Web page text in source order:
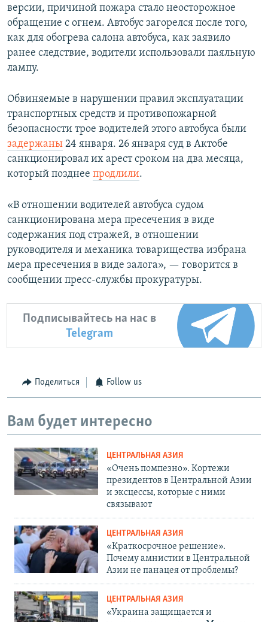
версии, причиной пожара стало неосторожное
обращение с огнем. Автобус загорелся после того,
как для обогрева салона автобуса, как заявило
ранее следствие, водители использовали паяльную
лампу.
Обвиняемые в нарушении правил эксплуатации
транспортных средств и противопожарной
безопасности трое водителей этого автобуса были
задержаны 24 января. 26 января суд в Актобе
санкционировал их арест сроком на два месяца,
который позднее продлили.
«В отношении водителей автобуса судом
санкционирована мера пресечения в виде
содержания под стражей, в отношении
руководителя и механика товарищества избрана
мера пресечения в виде залога», — говорится в
сообщении пресс-службы прокуратуры.
Подписывайтесь на нас в
Telegram
Поделиться Follow us
Вам будет интересно
ЦЕНТРАЛЬНАЯ АЗИЯ
«Очень помпезно». Кортежи
президентов в Центральной Азии
и эксцессы, которые с ними
связывают
ЦЕНТРАЛЬНАЯ АЗИЯ
«Краткосрочное решение».
Почему амнистии в Центральной
Азии не панацея от проблемы?
ЦЕНТРАЛЬНАЯ АЗИЯ
«Украина защищается и